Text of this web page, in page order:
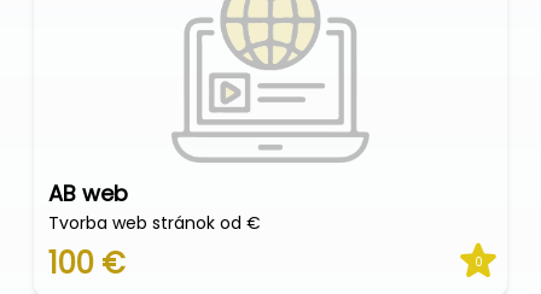
AB web
Tvorba web stránok od €
100 € 0